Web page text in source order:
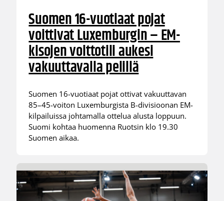
Suomen 16-vuotiaat pojat
voittivat Luxemburgin – EM-
kisojen voittotili aukesi
vakuuttavalla pelillä
Suomen 16-vuotiaat pojat ottivat vakuuttavan
85–45-voiton Luxemburgista B-divisioonan EM-
kilpailuissa johtamalla ottelua alusta loppuun.
Suomi kohtaa huomenna Ruotsin klo 19.30
Suomen aikaa.